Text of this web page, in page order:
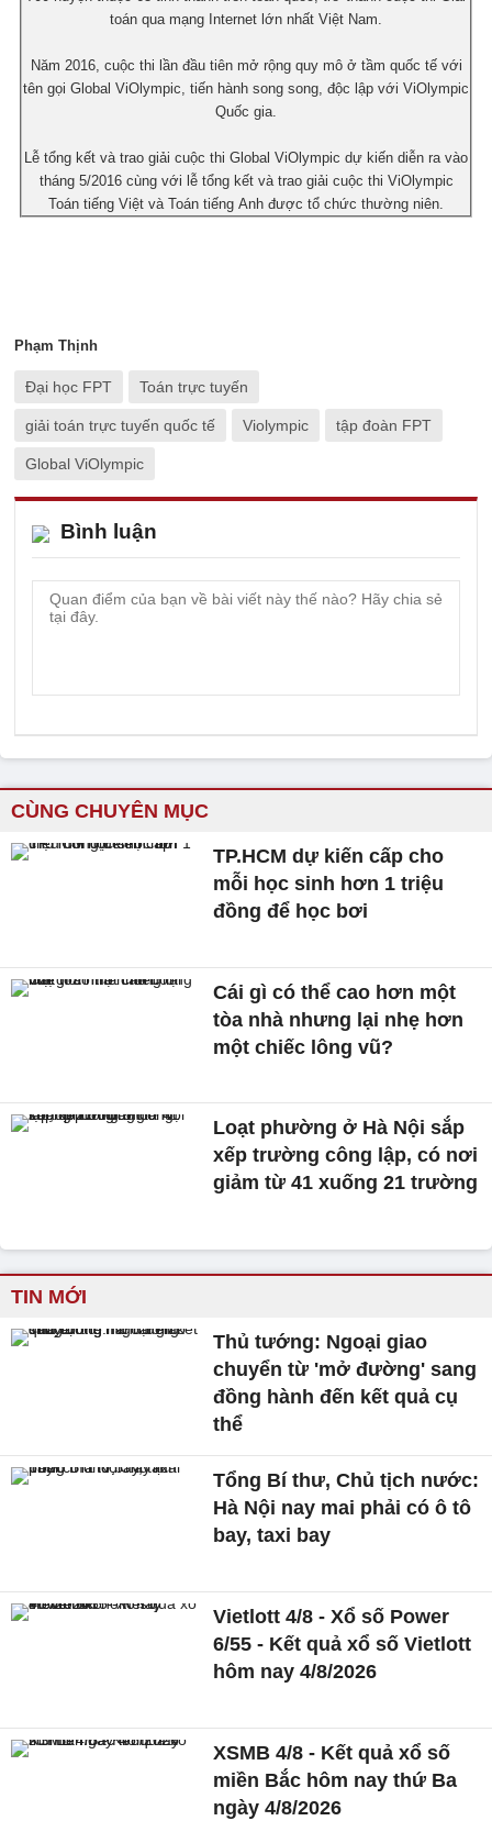
toán qua mạng Internet lớn nhất Việt Nam.
Năm 2016, cuộc thi lần đầu tiên mở rộng quy mô ở tầm quốc tế với
tên gọi Global ViOlympic, tiến hành song song, độc lập với ViOlympic
Quốc gia.
Lễ tổng kết và trao giải cuộc thi Global ViOlympic dự kiến diễn ra vào
tháng 5/2016 cùng với lễ tổng kết và trao giải cuộc thi ViOlympic
Toán tiếng Việt và Toán tiếng Anh được tổ chức thường niên.
Phạm Thịnh
Đại học FPT Toán trực tuyến
giải toán trực tuyến quốc tế Violympic tập đoàn FPT
Global ViOlympic
Bình luận
CÙNG CHUYÊN MỤC
TP.HCM dự kiến cấp cho
mỗi học sinh hơn 1 triệu
đồng để học bơi
Cái gì có thể cao hơn một
tòa nhà nhưng lại nhẹ hơn
một chiếc lông vũ?
Loạt phường ở Hà Nội sắp
xếp trường công lập, có nơi
giảm từ 41 xuống 21 trường
TIN MỚI
Thủ tướng: Ngoại giao
chuyển từ 'mở đường' sang
đồng hành đến kết quả cụ
thể
Tổng Bí thư, Chủ tịch nước:
Hà Nội nay mai phải có ô tô
bay, taxi bay
Vietlott 4/8 - Xổ số Power
6/55 - Kết quả xổ số Vietlott
hôm nay 4/8/2026
XSMB 4/8 - Kết quả xổ số
miền Bắc hôm nay thứ Ba
ngày 4/8/2026